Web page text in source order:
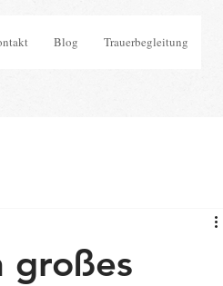
Blog Trauerbegleitung
großes